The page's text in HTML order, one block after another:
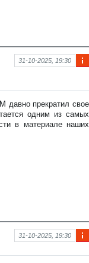
рм
я к
нов
ост
31-10-2025, 19:30
давно прекратил свое
одним из самых
в материале наших
фо
31-10-2025, 19:30